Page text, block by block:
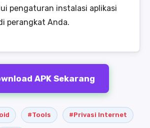
pengaturan instalasi aplikasi
perangkat Anda.
APK Sekarang
#Tools #Privasi Internet